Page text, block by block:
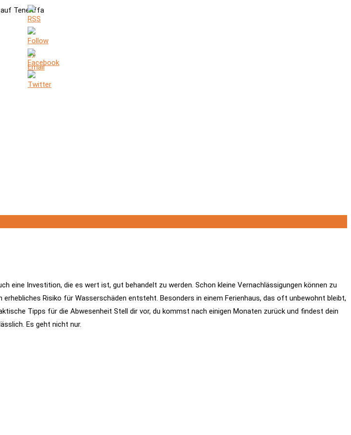
auf Teneriffa
eine Investition, die es wert ist, gut behandelt zu werden. Schon kleine Vernachlässigungen können zu
Risiko für Wasserschäden entsteht. Besonders in einem Ferienhaus, das oft unbewohnt bleibt,
Tipps für die Abwesenheit Stell dir vor, du kommst nach einigen Monaten zurück und findest dein
Es geht nicht nur.